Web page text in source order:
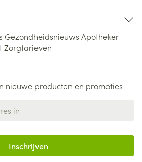
Gezondheidsnieuws Apotheker
Zorgtarieven
nieuwe producten en promoties
Inschrijven